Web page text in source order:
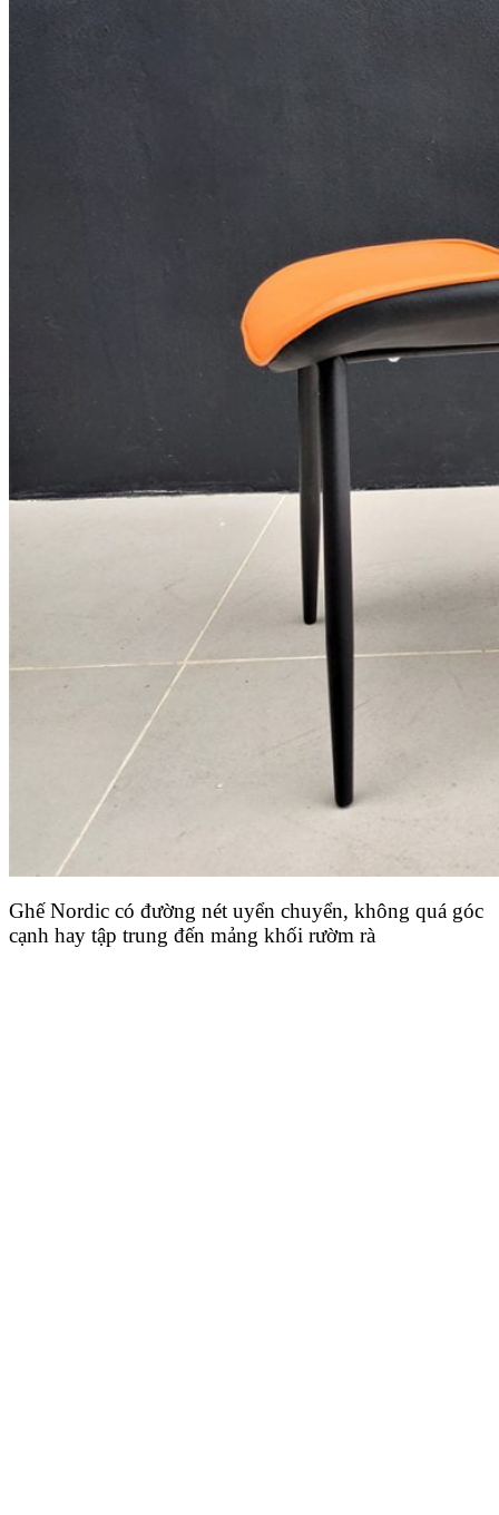
Ghế Nordic có đường nét uyển chuyển, không quá góc
cạnh hay tập trung đến mảng khối rườm rà